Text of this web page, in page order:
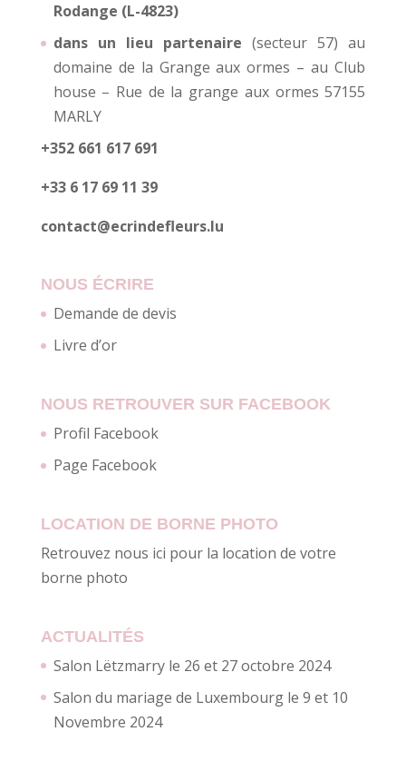
Rodange (L-4823)
dans un lieu partenaire (secteur 57) au
domaine de la Grange aux ormes – au Club
house – Rue de la grange aux ormes 57155
MARLY
+352 661 617 691
+33 6 17 69 11 39
contact@ecrindefleurs.lu
NOUS ÉCRIRE
Demande de devis
Livre d’or
NOUS RETROUVER SUR FACEBOOK
Profil Facebook
Page Facebook
LOCATION DE BORNE PHOTO
Retrouvez nous ici pour la location de votre
borne photo
ACTUALITÉS
Salon Lëtzmarry le 26 et 27 octobre 2024
Salon du mariage de Luxembourg le 9 et 10
Novembre 2024